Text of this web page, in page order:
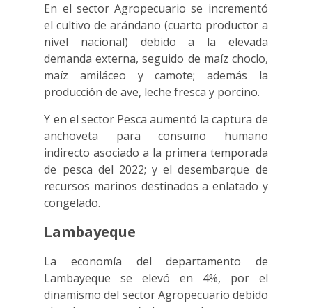
En el sector Agropecuario se incrementó
el cultivo de arándano (cuarto productor a
nivel nacional) debido a la elevada
demanda externa, seguido de maíz choclo,
maíz amiláceo y camote; además la
producción de ave, leche fresca y porcino.
Y en el sector Pesca aumentó la captura de
anchoveta para consumo humano
indirecto asociado a la primera temporada
de pesca del 2022; y el desembarque de
recursos marinos destinados a enlatado y
congelado.
Lambayeque
La economía del departamento de
Lambayeque se elevó en 4%, por el
dinamismo del sector Agropecuario debido